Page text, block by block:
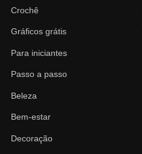
Crochê
Gráficos grátis
Para iniciantes
Passo a passo
Beleza
Bem-estar
Decoração